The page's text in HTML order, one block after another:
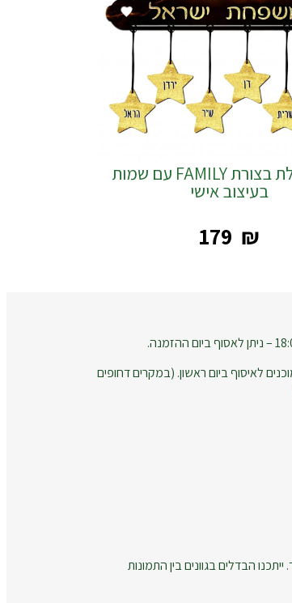
שלט לדלת בצורת FAMILY עם שמות
בעיצוב אישי
‎179 ₪
לאיסוף ביום ראשון. (במקרים דחופים
הבדלים בגוונים בין התמונות